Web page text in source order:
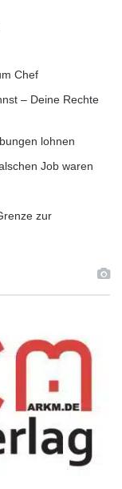
einige
wenn es um
geht,
den Eltern
sich teure
muss
wie es
keine
auch einige
Chef
– Deine Rechte
lohnen
Job waren
zur